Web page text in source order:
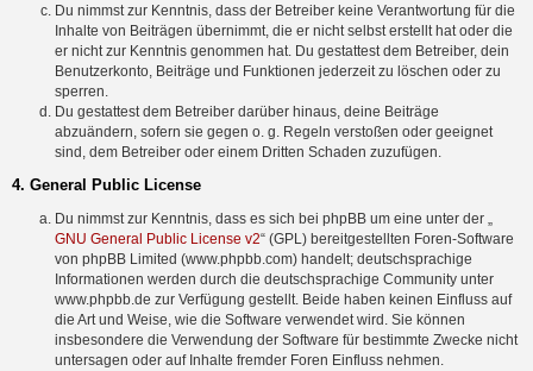
Du nimmst zur Kenntnis, dass der Betreiber keine Verantwortung für die
Inhalte von Beiträgen übernimmt, die er nicht selbst erstellt hat oder die
er nicht zur Kenntnis genommen hat. Du gestattest dem Betreiber, dein
Benutzerkonto, Beiträge und Funktionen jederzeit zu löschen oder zu
sperren.
Du gestattest dem Betreiber darüber hinaus, deine Beiträge
abzuändern, sofern sie gegen o. g. Regeln verstoßen oder geeignet
sind, dem Betreiber oder einem Dritten Schaden zuzufügen.
4. General Public License
Du nimmst zur Kenntnis, dass es sich bei phpBB um eine unter der „
GNU General Public License v2“ (GPL) bereitgestellten Foren-Software
von phpBB Limited (www.phpbb.com) handelt; deutschsprachige
Informationen werden durch die deutschsprachige Community unter
www.phpbb.de zur Verfügung gestellt. Beide haben keinen Einfluss auf
die Art und Weise, wie die Software verwendet wird. Sie können
insbesondere die Verwendung der Software für bestimmte Zwecke nicht
untersagen oder auf Inhalte fremder Foren Einfluss nehmen.